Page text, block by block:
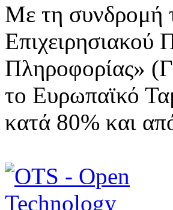
Με τη συνδρομή
Επιχειρησιακού
Πληροφορίας»
το Ευρωπαϊκό
κατά 80% και